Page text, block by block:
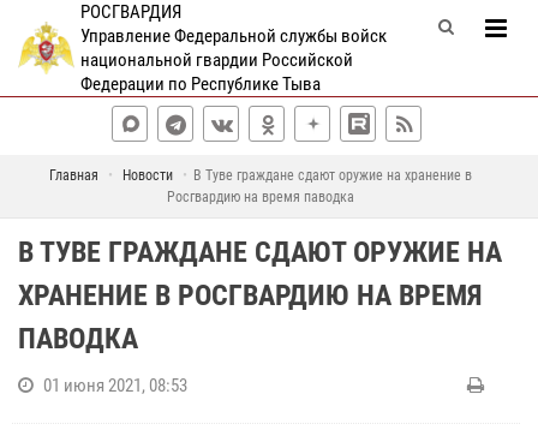
РОСГВАРДИЯ
Управление Федеральной службы войск
национальной гвардии Российской
Федерации по Республике Тыва
Главная Новости
В Туве граждане сдают оружие на хранение в
Росгвардию на время паводка
В ТУВЕ ГРАЖДАНЕ СДАЮТ ОРУЖИЕ НА
ХРАНЕНИЕ В РОСГВАРДИЮ НА ВРЕМЯ
ПАВОДКА
01 июня 2021, 08:53